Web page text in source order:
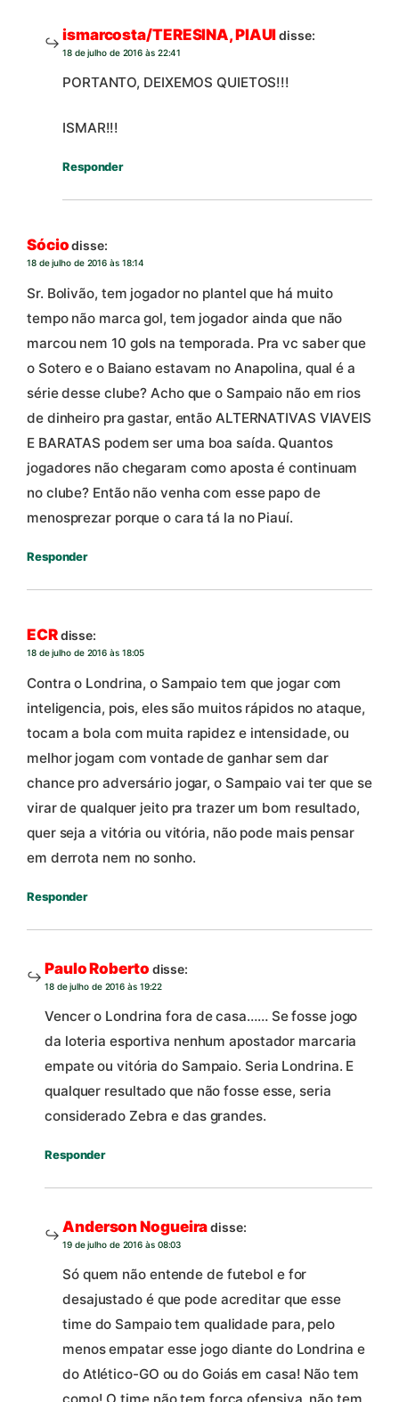
ismarcosta/TERESINA, PIAUIdisse:
18 de julho de 2016 às 22:41
PORTANTO, DEIXEMOS QUIETOS!!!
ISMAR!!!
Responder
Sócio disse:
18 de julho de 2016 às 18:14
Sr. Bolivão, tem jogador no plantel que há muito
tempo não marca gol, tem jogador ainda que não
marcou nem 10 gols na temporada. Pra vc saber que
o Sotero e o Baiano estavam no Anapolina, qual é a
série desse clube? Acho que o Sampaio não em rios
de dinheiro pra gastar, então ALTERNATIVAS VIAVEIS
E BARATAS podem ser uma boa saída. Quantos
jogadores não chegaram como aposta é continuam
no clube? Então não venha com esse papo de
menosprezar porque o cara tá la no Piauí.
Responder
ECRdisse:
18 de julho de 2016 às 18:05
Contra o Londrina, o Sampaio tem que jogar com
inteligencia, pois, eles são muitos rápidos no ataque,
tocam a bola com muita rapidez e intensidade, ou
melhor jogam com vontade de ganhar sem dar
chance pro adversário jogar, o Sampaio vai ter que se
virar de qualquer jeito pra trazer um bom resultado,
quer seja a vitória ou vitória, não pode mais pensar
em derrota nem no sonho.
Responder
Paulo Roberto disse:
18 de julho de 2016 às 19:22
Vencer o Londrina fora de casa…… Se fosse jogo
da loteria esportiva nenhum apostador marcaria
empate ou vitória do Sampaio. Seria Londrina. E
qualquer resultado que não fosse esse, seria
considerado Zebra e das grandes.
Responder
Anderson Nogueiradisse:
19 de julho de 2016 às 08:03
Só quem não entende de futebol e for
desajustado é que pode acreditar que esse
time do Sampaio tem qualidade para, pelo
menos empatar esse jogo diante do Londrina e
do Atlético-GO ou do Goiás em casa! Não tem